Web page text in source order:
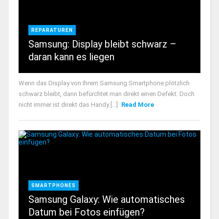
REPARATUREN
Samsung: Display bleibt schwarz –
daran kann es liegen
Wenn das Display von Ihrem Samsung Smartphone plötzlich
schwarz bleibt, dann befürchtet man direkt einen Defekt. Doch
nicht immer ist direkt das Handy [...]
Read More
SMARTPHONES
Samsung Galaxy: Wie automatisches
Datum bei Fotos einfügen?